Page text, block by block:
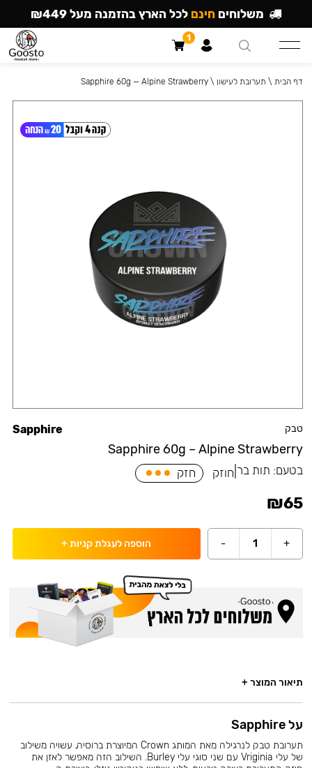
טבק
Sapphire 60g – Alpine Strawberry
Sapphire
בטעם: תות בר חוזק חזק
₪65
+
1
- הוספה לעגלת קניות +
דף הבית \ תערובת לעישון \
Sapphire 60g — Alpine Strawberry
תיאור המוצר +
על Sapphire
תערובת טבק לנרגילה מאת המותג Crown המיוצרת ברוסיה, עשויה משילוב
של עלי Vriginia עם שני סוגי עלי Burley. השילוב הזה מאפשר לאזן את
משלוחים חינם לכל הארץ בהזמנה מעל ₪449
1